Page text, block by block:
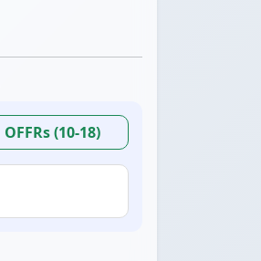
OFFRs (10-18)